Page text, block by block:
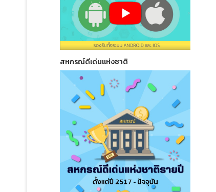
สหกรณ์ดีเด่นแห่งชาติ